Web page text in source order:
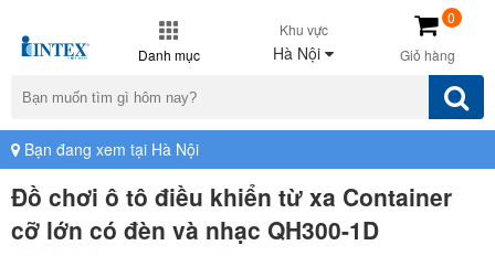
Danh mục
Khu vực
Hà Nội Giỏ hàng
0
Bạn đang xem tại Hà Nội
Đồ chơi ô tô điều khiển từ xa Container
cỡ lớn có đèn và nhạc QH300-1D